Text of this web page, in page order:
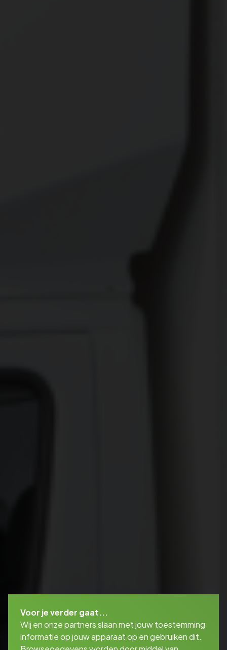
Voor je verder gaat...
Wij en onze partners slaan met jouw toestemming
informatie op jouw apparaat op en gebruiken dit.